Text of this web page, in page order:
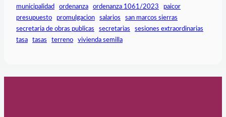
municipalidad
ordenanza ordenanza 1061/2023
paicor
presupuesto
promulgacion salarios
san marcos sierras
secretaria de obras publicas
secretarias
sesiones extraordinarias
tasa
tasas terreno vivienda semilla